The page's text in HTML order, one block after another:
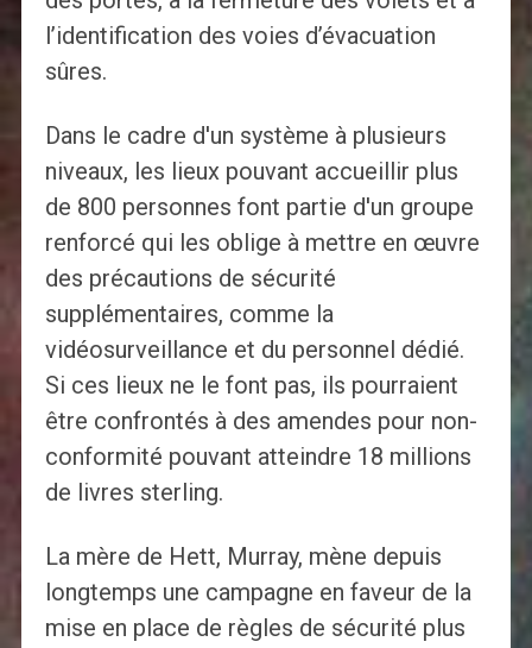
l’identification des voies d’évacuation
sûres.
Dans le cadre d'un système à plusieurs
niveaux, les lieux pouvant accueillir plus
de 800 personnes font partie d'un groupe
renforcé qui les oblige à mettre en œuvre
des précautions de sécurité
supplémentaires, comme la
vidéosurveillance et du personnel dédié.
Si ces lieux ne le font pas, ils pourraient
être confrontés à des amendes pour non-
conformité pouvant atteindre 18 millions
de livres sterling.
La mère de Hett, Murray, mène depuis
longtemps une campagne en faveur de la
mise en place de règles de sécurité plus